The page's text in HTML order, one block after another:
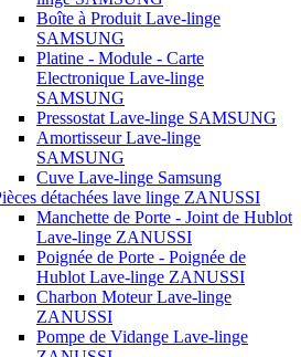
Boîte à Produit Lave-linge
SAMSUNG
Platine - Module - Carte
Electronique Lave-linge
SAMSUNG
Pressostat Lave-linge SAMSUNG
Amortisseur Lave-linge
SAMSUNG
Cuve Lave-linge Samsung
détachées lave linge ZANUSSI
Manchette de Porte - Joint de Hublot
Lave-linge ZANUSSI
Poignée de Porte - Poignée de
Hublot Lave-linge ZANUSSI
Charbon Moteur Lave-linge
ZANUSSI
Pompe de Vidange Lave-linge